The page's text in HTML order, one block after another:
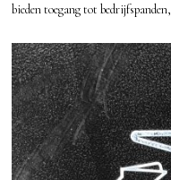
bieden toegang tot bedrijfspanden,